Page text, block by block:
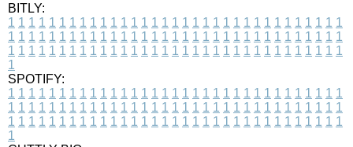
BITLY:
1 1 1 1 1 1 1 1 1 1 1 1 1 1 1 1 1 1 1 1 1 1 1 1 1 1 1 1 1 1 1 1 1
1 1 1 1 1 1 1 1 1 1 1 1 1 1 1 1 1 1 1 1 1 1 1 1 1 1 1 1 1 1 1 1 1
1 1 1 1 1 1 1 1 1 1 1 1 1 1 1 1 1 1 1 1 1 1 1 1 1 1 1 1 1 1 1 1 1
1
SPOTIFY:
1 1 1 1 1 1 1 1 1 1 1 1 1 1 1 1 1 1 1 1 1 1 1 1 1 1 1 1 1 1 1 1 1
1 1 1 1 1 1 1 1 1 1 1 1 1 1 1 1 1 1 1 1 1 1 1 1 1 1 1 1 1 1 1 1 1
1 1 1 1 1 1 1 1 1 1 1 1 1 1 1 1 1 1 1 1 1 1 1 1 1 1 1 1 1 1 1 1 1
1